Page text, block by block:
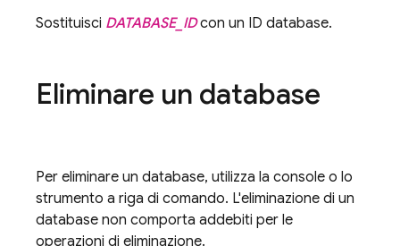
Sostituisci DATABASE_IDcon un ID database.
Eliminare un database
Per eliminare un database, utilizza la console o lo
strumento a riga di comando. L'eliminazione di un
database non comporta addebiti per le
operazioni di eliminazione.